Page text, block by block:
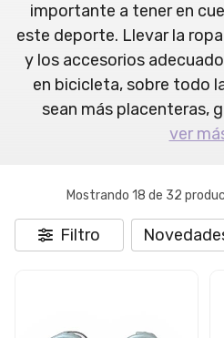
importante a tener en
este deporte. Llevar la
y los accesorios
en bicicleta, sobre todo
sean más placenteras,
ver
Mostrando 18 de 32
Filtro